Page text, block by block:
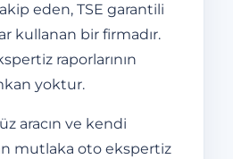
eden, TSE garantili
kullanan bir firmadır.
raporlarının
yoktur.
aracın ve kendi
mutlaka oto ekspertiz